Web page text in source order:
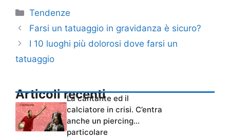
Categorie
Tendenze
Farsi un tatuaggio in gravidanza è sicuro?
I 10 luoghi più dolorosi dove farsi un
tatuaggio
Articoli recenti
La cantante ed il
calciatore in crisi. C’entra
anche un piercing…
particolare